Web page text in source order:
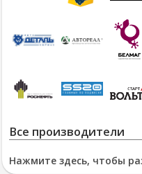
Все производители
Нажмите здесь, чтобы